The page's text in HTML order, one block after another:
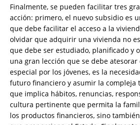
Finalmente, se pueden facilitar tres
acción: primero, el nuevo subsidio es
que debe facilitar el acceso a la
olvidar que adquirir una vivienda no
que debe ser estudiado, planificado y
una gran lección que se debe
especial por los jóvenes, es la
futuro financiero y asumir la compleja
que implica hábitos, renuncias,
cultura pertinente que permita la
los productos financieros, sino